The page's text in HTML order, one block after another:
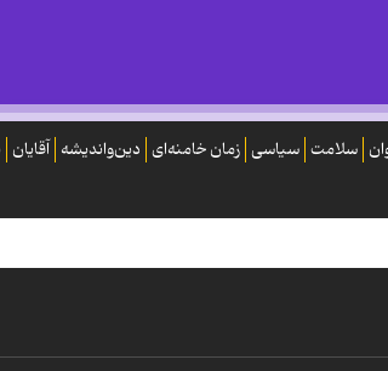
سلامت سیاسی زمان خامنه‌ای دین‌واندیشه آقایان